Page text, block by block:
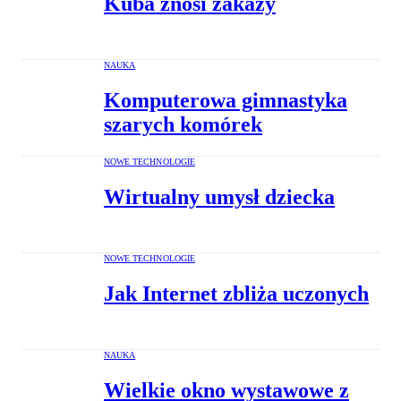
NAUKA
Komputerowa gimnastyka
szarych komórek
NOWE TECHNOLOGIE
Wirtualny umysł dziecka
NOWE TECHNOLOGIE
Jak Internet zbliża uczonych
NAUKA
Wielkie okno wystawowe z